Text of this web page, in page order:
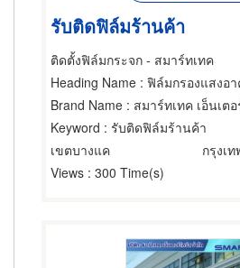
รับติดฟิล์มร้านค้า
ติดตั้งฟิล์มกระจก - สมาร์ทเทค
Heading Name : ฟิล์มกรองแสงอาคาร,ช่างก
Brand Name : สมาร์ทเทค เอ็นเต
Keyword : รับติดฟิล์มร้านค้า
เขตบางแค
กรุงเ
Views : 300 Time(s)